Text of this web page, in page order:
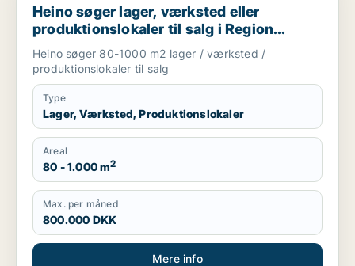
Heino søger lager, værksted eller
produktionslokaler til salg i Region
Sjælland
Heino søger 80-1000 m2 lager / værksted /
produktionslokaler til salg
Type
Lager, Værksted, Produktionslokaler
Areal
80 - 1.000 m2
Max. per måned
800.000 DKK
Mere info